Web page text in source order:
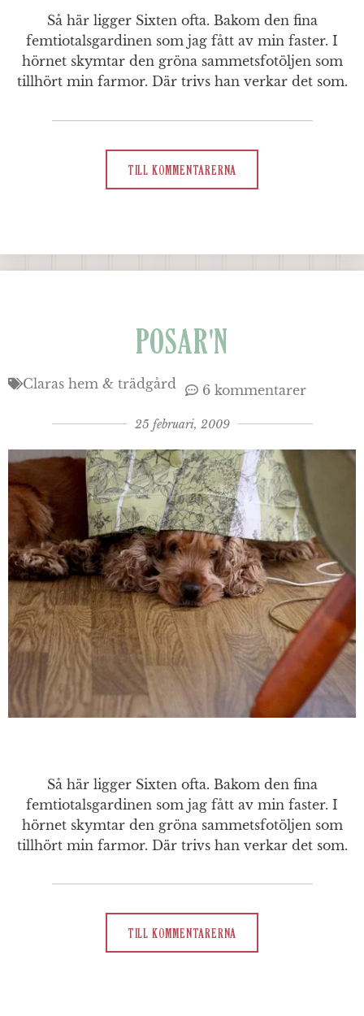
Så här ligger Sixten ofta. Bakom den fina
femtiotalsgardinen som jag fått av min faster. I
hörnet skymtar den gröna sammetsfotöljen som
tillhört min farmor. Där trivs han verkar det som.
TILL KOMMENTARERNA
POSAR'N
Claras hem & trädgård 6 kommentarer
25 februari, 2009
Så här ligger Sixten ofta. Bakom den fina
femtiotalsgardinen som jag fått av min faster. I
hörnet skymtar den gröna sammetsfotöljen som
tillhört min farmor. Där trivs han verkar det som.
TILL KOMMENTARERNA